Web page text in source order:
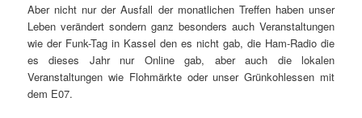
Aber nicht nur der Ausfall der monatlichen Treffen haben unser
Leben verändert sondern ganz besonders auch Veranstaltungen
wie der Funk-Tag in Kassel den es nicht gab, die Ham-Radio die
es dieses Jahr nur Online gab, aber auch die lokalen
Veranstaltungen wie Flohmärkte oder unser Grünkohlessen mit
dem E07.